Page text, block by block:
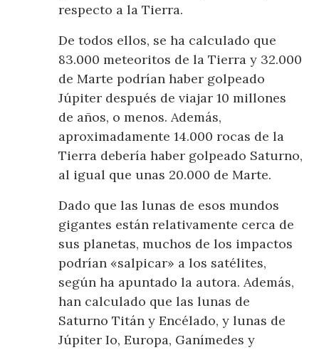
respecto a la Tierra.
De todos ellos, se ha calculado que
83.000 meteoritos de la Tierra y 32.000
de Marte podrían haber golpeado
Júpiter después de viajar 10 millones
de años, o menos. Además,
aproximadamente 14.000 rocas de la
Tierra debería haber golpeado Saturno,
al igual que unas 20.000 de Marte.
Dado que las lunas de esos mundos
gigantes están relativamente cerca de
sus planetas, muchos de los impactos
podrían «salpicar» a los satélites,
según ha apuntado la autora. Además,
han calculado que las lunas de
Saturno Titán y Encélado, y lunas de
Júpiter Io, Europa, Ganímedes y